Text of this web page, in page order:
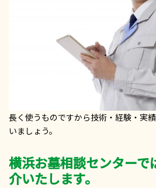
長く使うものですから技術・経験・実
いましょう。
横浜お墓相談センターで
介いたします。